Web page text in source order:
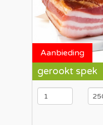
Aanbieding
gerookt spek